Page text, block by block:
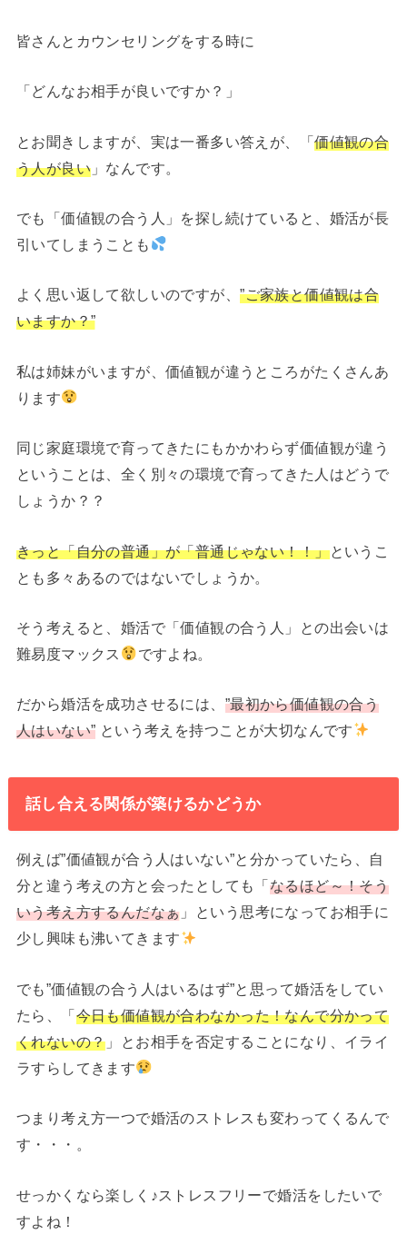
皆さんとカウンセリングをする時に
「どんなお相手が良いですか？」
とお聞きしますが、実は一番多い答えが、「価値観の合
う人が良い」なんです。
でも「価値観の合う人」を探し続けていると、婚活が長
引いてしまうことも
よく思い返して欲しいのですが、”ご家族と価値観は合
いますか？”
私は姉妹がいますが、価値観が違うところがたくさんあ
ります
同じ家庭環境で育ってきたにもかかわらず価値観が違う
ということは、全く別々の環境で育ってきた人はどうで
しょうか？？
きっと「自分の普通」が「普通じゃない！！」というこ
とも多々あるのではないでしょうか。
そう考えると、婚活で「価値観の合う人」との出会いは
難易度マックス
ですよね。
だから婚活を成功させるには、 ”最初から価値観の合う
人はいない” という考えを持つことが大切なんです
話し合える関係が築けるかどうか
例えば”価値観が合う人はいない”と分かっていたら、自
分と違う考えの方と会ったとしても「 なるほど～！そう
いう考え方するんだなぁ 」という思考になってお相手に
少し興味も沸いてきます
でも”価値観の合う人はいるはず”と思って婚活をしてい
たら、「今日も価値観が合わなかった！なんで分かって
くれないの？ 」とお相手を否定することになり、イライ
ラすらしてきます
つまり考え方一つで婚活のストレスも変わってくるんで
す・・・。
せっかくなら楽しく♪ストレスフリーで婚活をしたいで
すよね！